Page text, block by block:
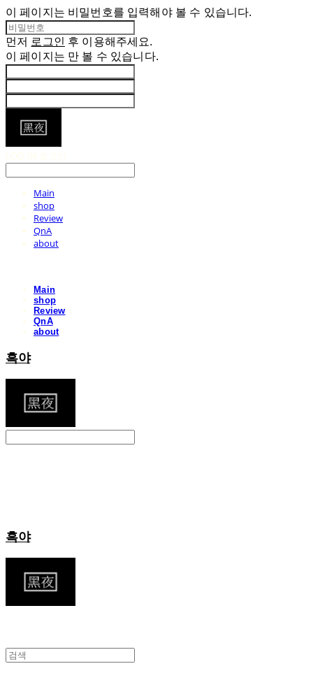
이 페이지는 비밀번호를 입력해야 볼 수 있습니다.
먼저 로그인 후 이용해주세요.
이 페이지는 만 볼 수 있습니다.
Main
shop
Review
QnA
about
Main
shop
Review
QnA
about
흑야
흑야